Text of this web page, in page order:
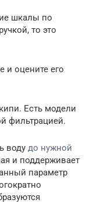
шкалы по
то это
и оцените его
Есть модели
фильтрацией.
воду до нужной
и поддерживает
параметр